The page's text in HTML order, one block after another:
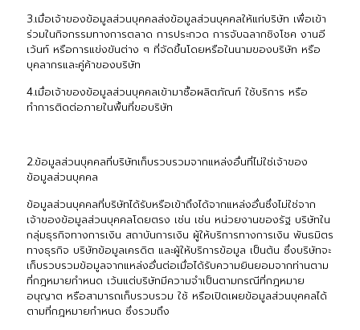
3.เมื่อเจ้าของข้อมูลส่วนบุคคลส่งข้อมูลส่วนบุคคลให้แก่บริษัท เพื่อเข้า
ร่วมในกิจกรรมทางการตลาด การประกวด การจับฉลากชิงโชค งานอี
เว้นท์ หรือการแข่งขันต่าง ๆ ที่จัดขึ้นโดยหรือในนามของบริษัท หรือ
บุคลากรและคู่ค้าของบริษัท
4.เมื่อเจ้าของข้อมูลส่วนบุคคลเข้ามาซื้อผลิตภัณฑ์ ใช้บริการ หรือ
ทำการติดต่อภายในพื้นที่ขอบริษัท
2.ข้อมูลส่วนบุคคลที่บริษัทเก็บรวบรวมจากแหล่งอื่นที่ไม่ใช่เจ้าของ
ข้อมูลส่วนบุคคล
ข้อมูลส่วนบุคคลที่บริษัทได้รับหรือเข้าถึงได้จากแหล่งอื่นซึ่งไม่ใช่จาก
เจ้าของข้อมูลส่วนบุคคลโดยตรง เช่น เช่น หน่วยงานของรัฐ บริษัทใน
กลุ่มธุรกิจทางการเงิน สถาบันการเงิน ผู้ให้บริการทางการเงิน พันธมิตร
ทางธุรกิจ บริษัทข้อมูลเครดิต และผู้ให้บริการข้อมูล เป็นต้น ซึ่งบริษัทจะ
เก็บรวบรวมข้อมูลจากแหล่งอื่นต่อเมื่อได้รับความยินยอมจากท่านตาม
ที่กฎหมายกำหนด เว้นแต่บริษัทมีความจำเป็นตามกรณีที่กฎหมาย
อนุญาต หรือสามารถเก็บรวบรวม ใช้ หรือเปิดเผยข้อมูลส่วนบุคคลได้
ตามที่กฎหมายกำหนด ซึ่งรวมถึง